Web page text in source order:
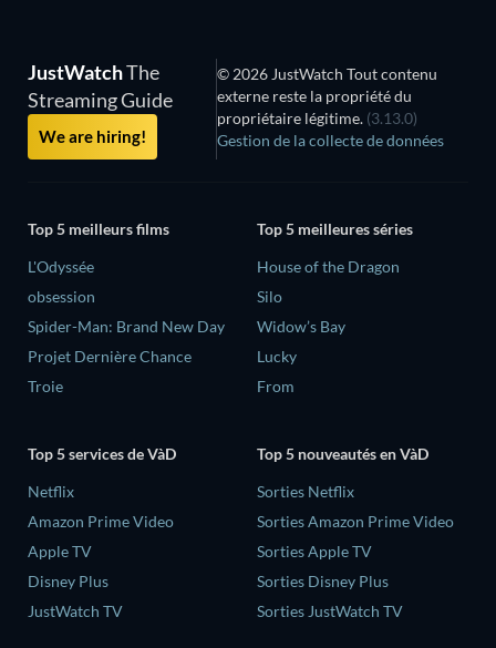
JustWatchThe
Streaming Guide
We are hiring!
© 2026 JustWatch Tout contenu
externe reste la propriété du
propriétaire légitime. (3.13.0)
Gestion de la collecte de données
Top 5 meilleurs films
L'Odyssée
obsession
Spider-Man: Brand New Day
Projet Dernière Chance
Troie
Top 5 meilleures séries
House of the Dragon
Silo
Widow’s Bay
Lucky
From
Top 5 services de VàD
Netflix
Amazon Prime Video
Apple TV
Disney Plus
JustWatch TV
Top 5 nouveautés en VàD
Sorties Netflix
Sorties Amazon Prime Video
Sorties Apple TV
Sorties Disney Plus
Sorties JustWatch TV